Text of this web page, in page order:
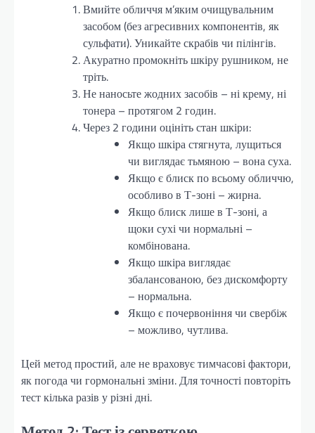
Вмийте обличчя м’яким очищувальним
засобом (без агресивних компонентів, як
сульфати). Уникайте скрабів чи пілінгів.
Акуратно промокніть шкіру рушником, не
тріть.
Не наносьте жодних засобів – ні крему, ні
тонера – протягом 2 годин.
Через 2 години оцініть стан шкіри:
Якщо шкіра стягнута, лущиться
чи виглядає тьмяною – вона суха.
Якщо є блиск по всьому обличчю,
особливо в Т-зоні – жирна.
Якщо блиск лише в Т-зоні, а
щоки сухі чи нормальні –
комбінована.
Якщо шкіра виглядає
збалансованою, без дискомфорту
– нормальна.
Якщо є почервоніння чи свербіж
– можливо, чутлива.
Цей метод простий, але не враховує тимчасові фактори,
як погода чи гормональні зміни. Для точності повторіть
тест кілька разів у різні дні.